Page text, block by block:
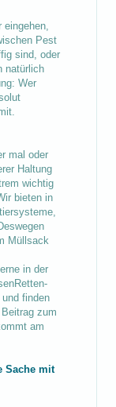
eingehen,
Pest
sind, oder
natürlich
Wer
mal oder
Haltung
wichtig
bieten in
Müllsack
in der
finden
zum
am
Sache mit